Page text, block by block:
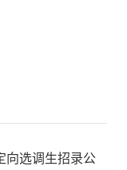
向选调生招录公